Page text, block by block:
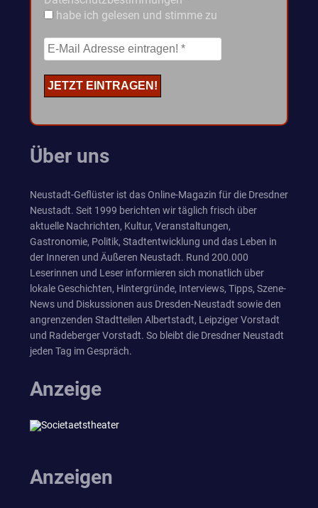
habe ich gelesen und stimme zu
Über uns
Neustadt-Geflüster ist das Online-Magazin für die Dresdner
Neustadt. Seit 1999 berichten wir täglich frisch über
aktuelle Nachrichten, Kultur, Veranstaltungen,
Gastronomie, Politik, Stadtentwicklung und das Leben in
der Inneren und Äußeren Neustadt. Rund 200.000
Leserinnen und Leser informieren sich monatlich über
lokale Geschichten, Hintergründe, Interviews, Tipps, Szene-
News und Diskussionen aus Dresden-Neustadt sowie den
angrenzenden Stadtteilen Albertstadt, Leipziger Vorstadt
und Radeberger Vorstadt. So bleibt die Dresdner Neustadt
jeden Tag im Gespräch.
Anzeige
Anzeigen